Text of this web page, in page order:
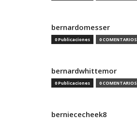
bernardomesser
0 Publicaciones 0 COMENTARIOS
bernardwhittemor
0 Publicaciones 0 COMENTARIOS
berniececheek8